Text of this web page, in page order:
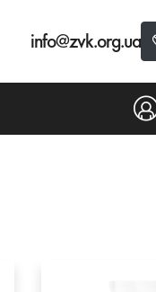
info@zvk.org.ua